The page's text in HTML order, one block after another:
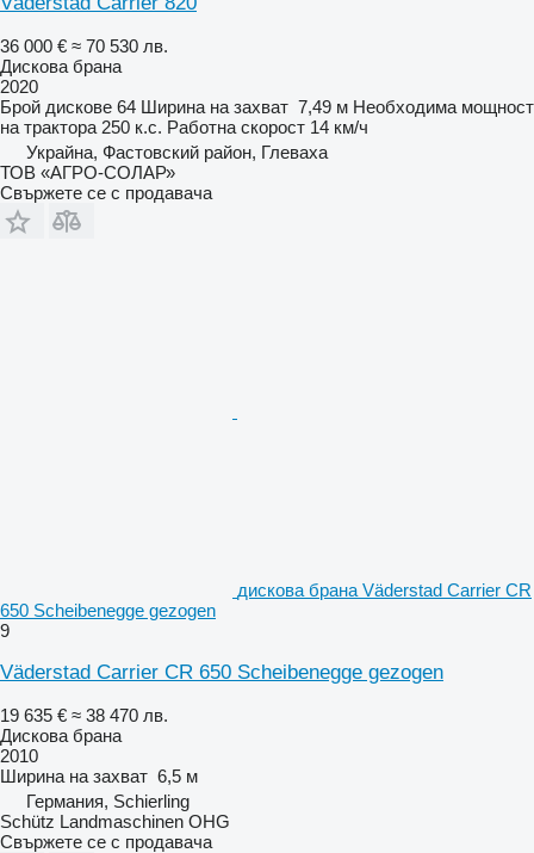
36 000 € ≈ 70 530 лв.
Дискова брана
2020
Брой дискове 64 Ширина на захват 7,49 м Необходима мощност
на трактора 250 к.с. Работна скорост 14 км/ч
Украйна, Фастовский район, Глеваха
ТОВ «АГРО-СОЛАР»
Свържете се с продавача
дискова брана Väderstad Carrier CR
650 Scheibenegge gezogen
9
Väderstad Carrier CR 650 Scheibenegge gezogen
19 635 € ≈ 38 470 лв.
Дискова брана
2010
Ширина на захват 6,5 м
Германия, Schierling
Schütz Landmaschinen OHG
Свържете се с продавача